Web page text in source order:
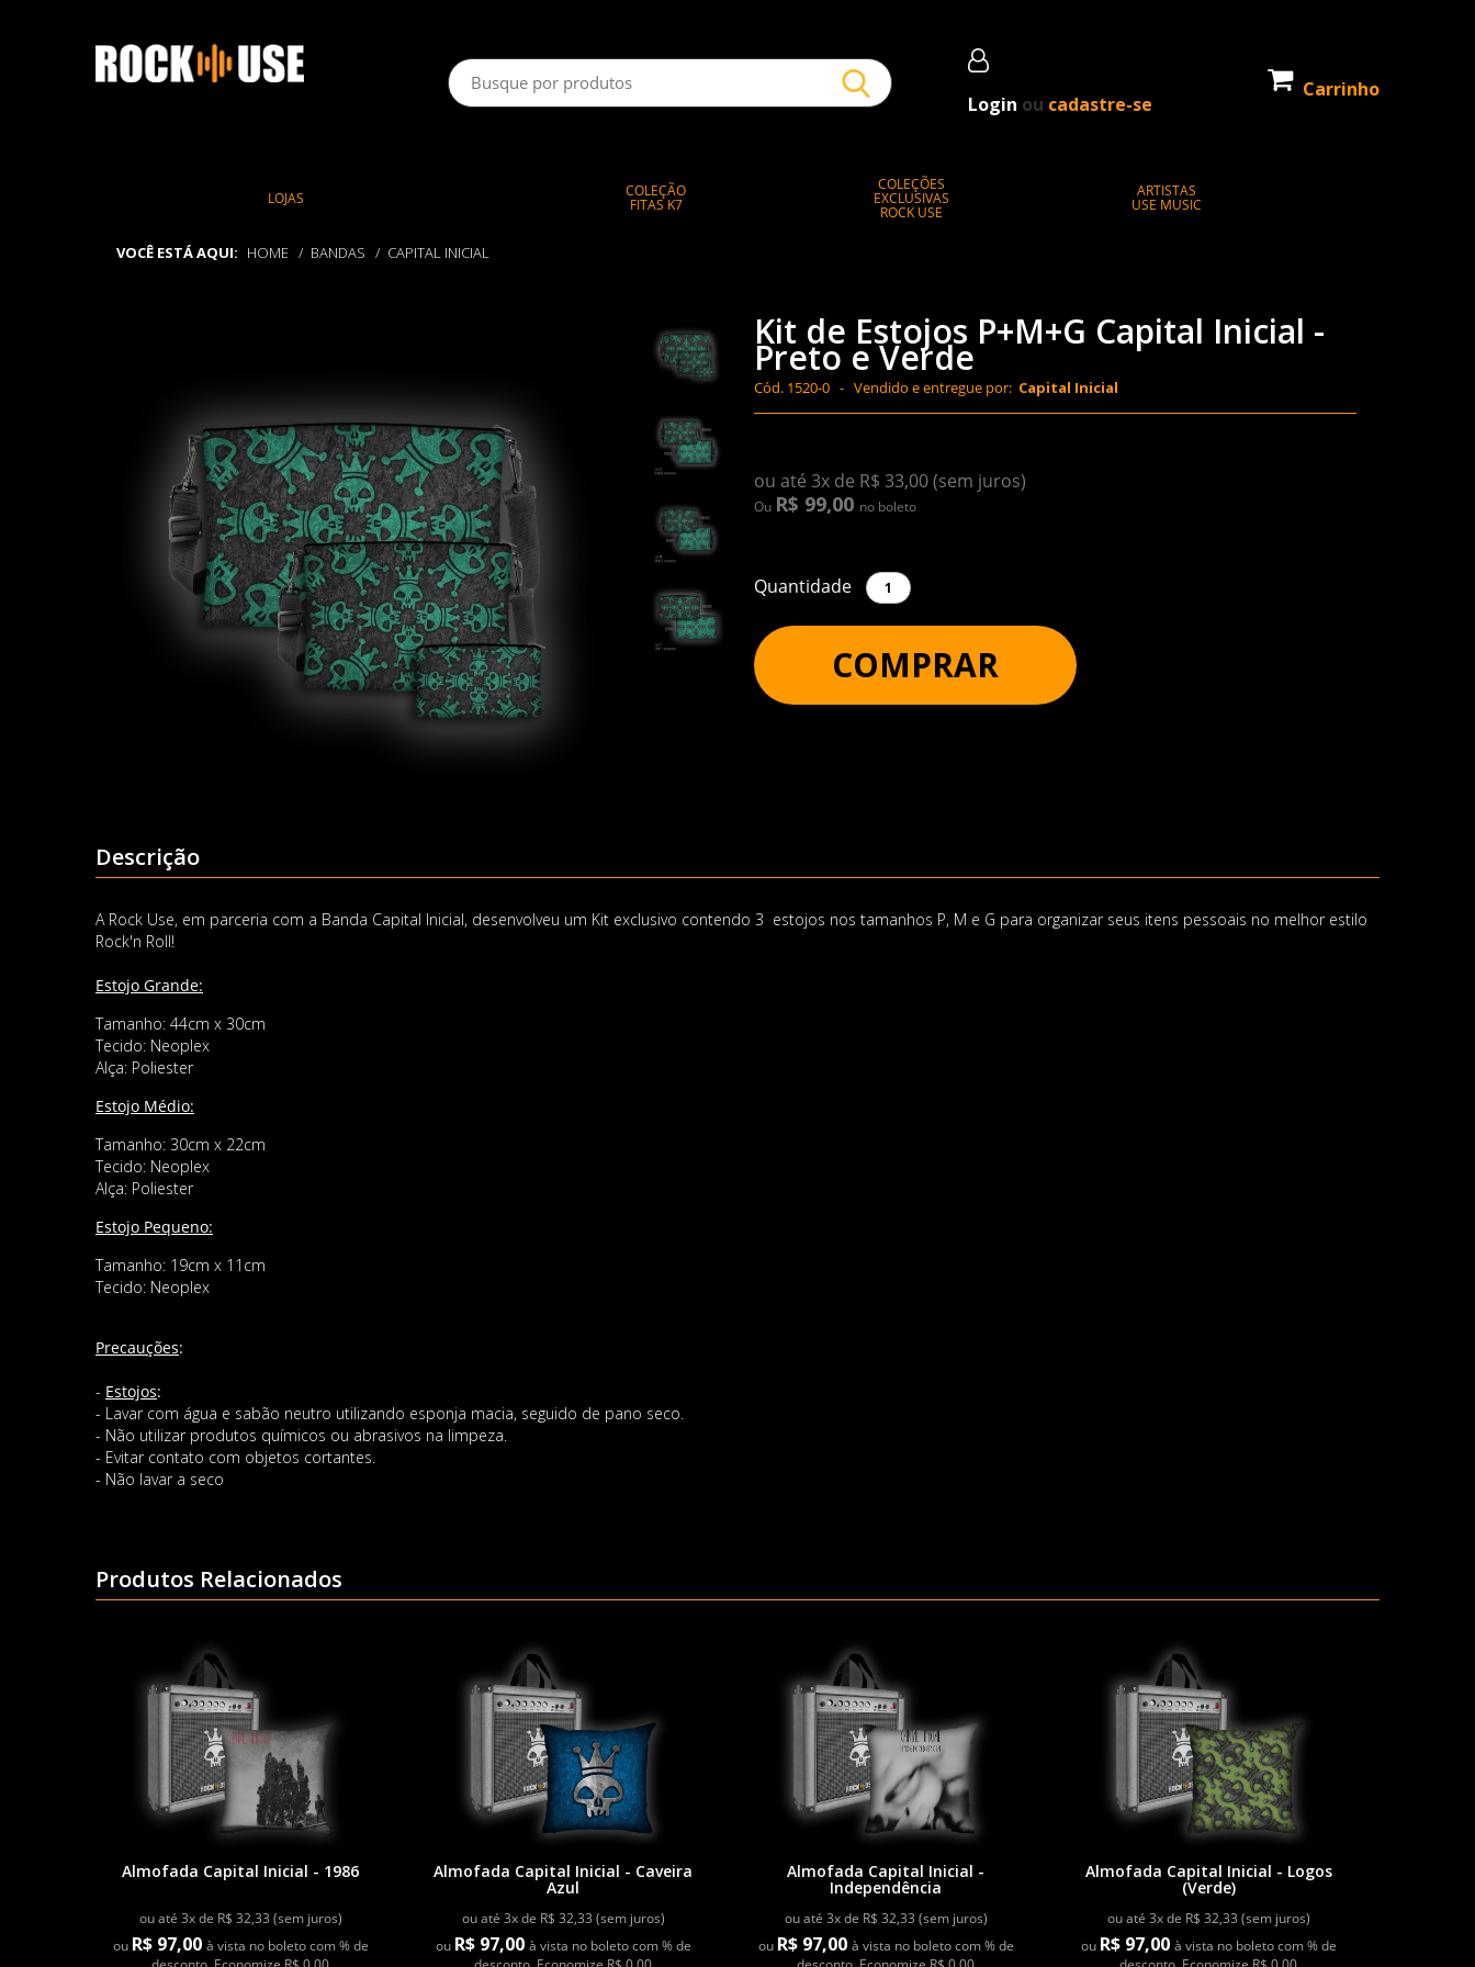
Login ou cadastre-se
Carrinho
LOJAS COLEÇÃO
FITAS K7
COLEÇÕES
EXCLUSIVAS
ROCK USE
ARTISTAS
USE MUSIC
VOCÊ ESTÁ AQUI: HOME BANDAS CAPITAL INICIAL
Kit de Estojos P+M+G Capital Inicial -
Preto e Verde
Cód. 1520-0 - Vendido e entregue por: Capital Inicial
ou até 3x de R$ 33,00 (sem juros)
Ou R$ 99,00 no boleto
Quantidade
COMPRAR
Descrição
A Rock Use, em parceria com a Banda Capital Inicial, desenvolveu um Kit exclusivo contendo 3 estojos nos tamanhos P, M e G para organizar seus itens pessoais no melhor estilo
Rock'n Roll!
Estojo Grande:
Tamanho: 44cm x 30cm
Tecido: Neoplex
Alça: Poliester
Estojo Médio:
Tamanho: 30cm x 22cm
Tecido: Neoplex
Alça: Poliester
Estojo Pequeno:
Tamanho: 19cm x 11cm
Tecido: Neoplex
Precauções:
- Estojos:
- Lavar com água e sabão neutro utilizando esponja macia, seguido de pano seco.
- Não utilizar produtos químicos ou abrasivos na limpeza.
- Evitar contato com objetos cortantes.
- Não lavar a seco
Produtos Relacionados
Almofada Capital Inicial - 1986
ou até 3x de R$ 32,33 (sem juros)
ou R$ 97,00 à vista no boleto com % de
Almofada Capital Inicial - Caveira
Azul
ou até 3x de R$ 32,33 (sem juros)
ou R$ 97,00 à vista no boleto com % de
Almofada Capital Inicial -
Independência
ou até 3x de R$ 32,33 (sem juros)
ou R$ 97,00 à vista no boleto com % de
Almofada Capital Inicial - Logos
(Verde)
ou até 3x de R$ 32,33 (sem juros)
ou R$ 97,00 à vista no boleto com % de